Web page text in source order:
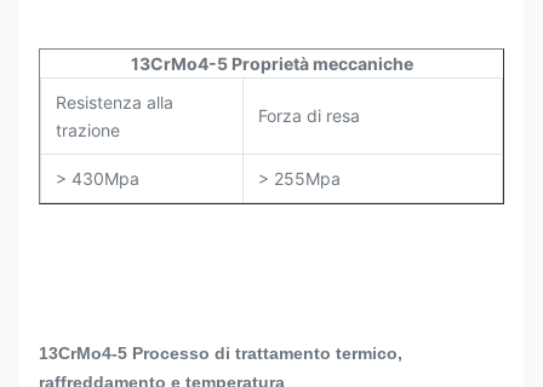
13CrMo4-5 Proprietà meccaniche
Resistenza alla
trazione
Forza di resa
> 430Mpa > 255Mpa
13CrMo4-5 Processo di trattamento termico,
raffreddamento e temperatura